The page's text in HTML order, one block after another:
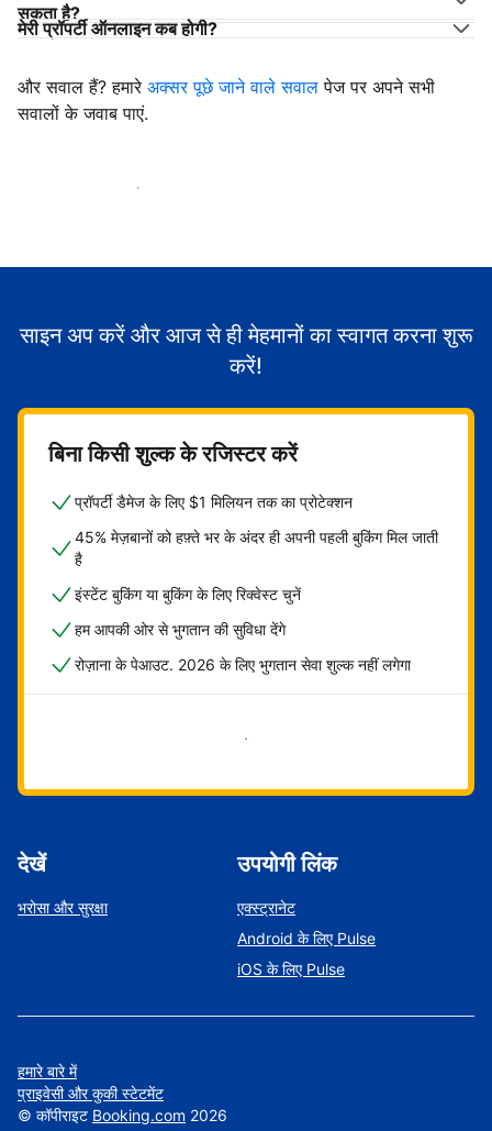
सकता है?
मेरी प्रॉपर्टी ऑनलाइन कब होगी?
और सवाल हैं? हमारे अक्सर पूछे जाने वाले सवाल पेज पर अपने सभी
सवालों के जवाब पाएं.
मेहमानों का स्वागत करना शुरू करें
साइन अप करें और आज से ही मेहमानों का स्वागत करना शुरू
करें!
बिना किसी शुल्क के रजिस्टर करें
प्रॉपर्टी डैमेज के लिए $1 मिलियन तक का प्रोटेक्शन
45% मेज़बानों को हफ़्ते भर के अंदर ही अपनी पहली बुकिंग मिल जाती
है
इंस्टेंट बुकिंग या बुकिंग के लिए रिक्वेस्ट चुनें
हम आपकी ओर से भुगतान की सुविधा देंगे
रोज़ाना के पेआउट. 2026 के लिए भुगतान सेवा शुल्क नहीं लगेगा
अभी शुरू करें
देखें
भरोसा और सुरक्षा
उपयोगी लिंक
एक्स्ट्रानेट
Android के लिए Pulse
iOS के लिए Pulse
हमारे बारे में
प्राइवेसी और कुकी स्टेटमेंट
© कॉपीराइट Booking.com 2026